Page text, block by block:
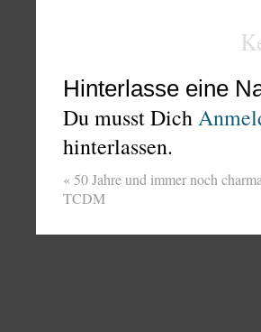
Hinterlasse eine
Du musst Dich
hinterlassen.
« 50 Jahre und immer noch
TCDM